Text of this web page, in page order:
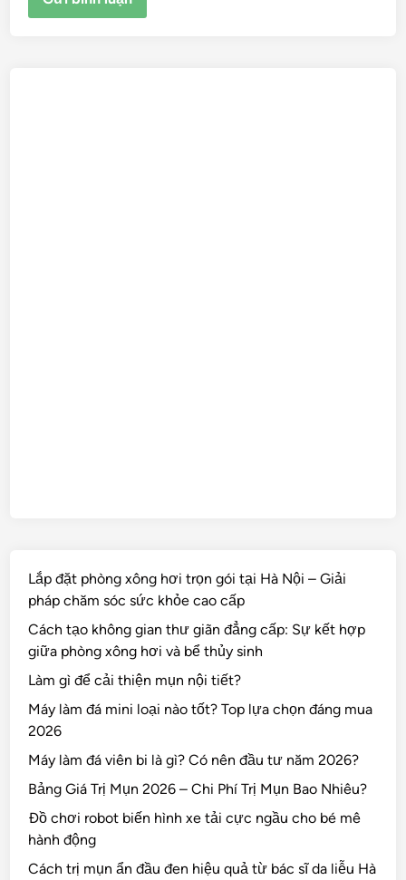
Lắp đặt phòng xông hơi trọn gói tại Hà Nội – Giải
pháp chăm sóc sức khỏe cao cấp
Cách tạo không gian thư giãn đẳng cấp: Sự kết hợp
giữa phòng xông hơi và bể thủy sinh
Làm gì để cải thiện mụn nội tiết?
Máy làm đá mini loại nào tốt? Top lựa chọn đáng mua
2026
Máy làm đá viên bi là gì? Có nên đầu tư năm 2026?
Bảng Giá Trị Mụn 2026 – Chi Phí Trị Mụn Bao Nhiêu?
Đồ chơi robot biến hình xe tải cực ngầu cho bé mê
hành động
Cách trị mụn ẩn đầu đen hiệu quả từ bác sĩ da liễu Hà